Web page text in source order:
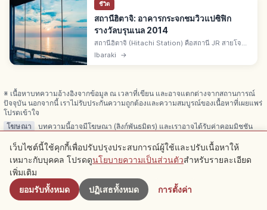
ชีวิต
สถานีฮิตาจิ: อาคารกระจกชมวิวแปซิฟิก
รางวัลบรุนเนล 2014
สถานีฮิตาจิ (Hitachi Station) คือสถานี JR สายโจบัง
เมืองฮิตาจิ จ.อิบารากิ อาคารกระจกชมวิวมหาสมุทร
Ibaraki →
※ เนื้อหาบทความอ้างอิงจากข้อมูล ณ เวลาที่เขียน และอาจแตกต่างจากสถานการณ์
ปัจจุบัน นอกจากนี้ เราไม่รับประกันความถูกต้องและความสมบูรณ์ของเนื้อหาที่เผยแพร่
โปรดเข้าใจ
โฆษณา
บทความนี้อาจมีโฆษณา (ลิงก์พันธมิตร) และเราอาจได้รับค่าคอมมิชชัน
บทความที่เกี่ยวข้อง
ใกล้เคียง
เว็บไซต์นี้ใช้คุกกี้เพื่อปรับปรุงประสบการณ์ผู้ใช้และปรับเนื้อหาให้
เหมาะกับบุคคล โปรดดูนโยบายความเป็นส่วนตัวสำหรับรายละเอียด
เพิ่มเติม
ยอมรับทั้งหมด
ปฏิเสธทั้งหมด การตั้งค่า